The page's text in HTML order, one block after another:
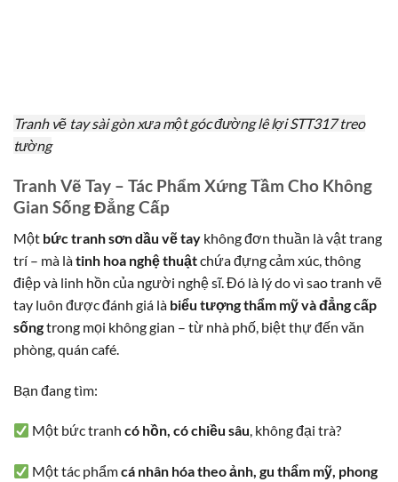
Tranh vẽ tay sài gòn xưa một góc đường lê lợi STT317 treo
tường
Tranh Vẽ Tay – Tác Phẩm Xứng Tầm Cho Không
Gian Sống Đẳng Cấp
Một bức tranh sơn dầu vẽ tay không đơn thuần là vật trang
trí – mà làtinh hoa nghệ thuậtchứa đựng cảm xúc, thông
điệp và linh hồn của người nghệ sĩ. Đó là lý do vì sao tranh vẽ
tay luôn được đánh giá là biểu tượng thẩm mỹ và đẳng cấp
sốngtrong mọi không gian – từ nhà phố, biệt thự đến văn
phòng, quán café.
Bạn đang tìm:
Một bức tranhcó hồn, có chiều sâu, không đại trà?
Một tác phẩmcá nhân hóa theo ảnh, gu thẩm mỹ, phong